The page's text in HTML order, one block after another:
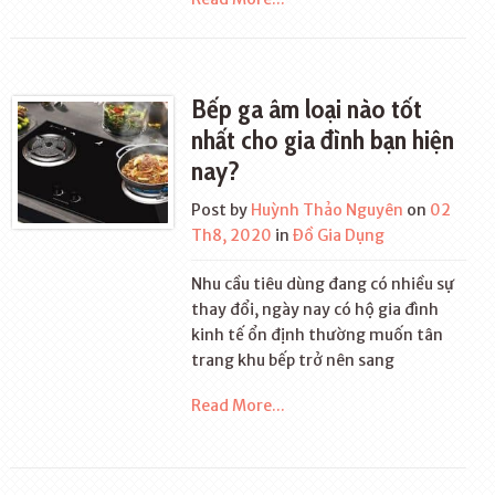
Bếp ga âm loại nào tốt
nhất cho gia đình bạn hiện
nay?
Post by Huỳnh Thảo Nguyên on 02
Th8, 2020 inĐồ Gia Dụng
Nhu cầu tiêu dùng đang có nhiều sự
thay đổi, ngày nay có hộ gia đình
kinh tế ổn định thường muốn tân
trang khu bếp trở nên sang
Read More...